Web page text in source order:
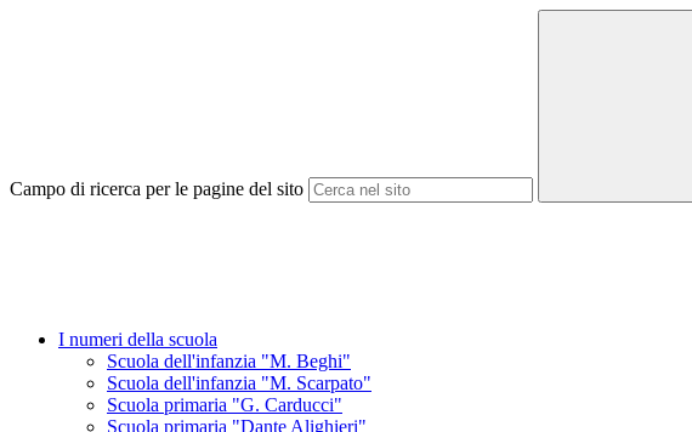
Campo di ricerca per le pagine del sito
I numeri della scuola
Scuola dell'infanzia "M. Beghi"
Scuola dell'infanzia "M. Scarpato"
Scuola primaria "G. Carducci"
Scuola primaria "Dante Alighieri"